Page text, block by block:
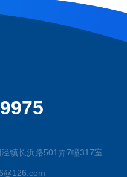
泾镇长浜路501弄7幢317室